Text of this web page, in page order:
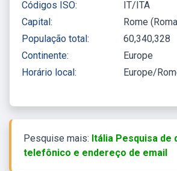
Códigos ISO:
IT/ITA
Capital:
Rome
População total:
60,340,328
Continente:
Europe
Horário local:
Europe/
Pesquise mais: Itália Pesquisa de
telefônico e endereço de email